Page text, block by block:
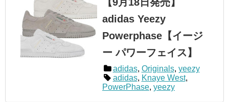
adidas Yeezy
Powerphase【イージ
ー パワーフェイス】
adidas, Originals, yeezy
adidas, Knaye West,
PowerPhase, yeezy